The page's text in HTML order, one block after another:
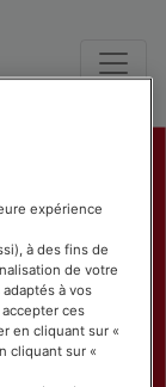
expérience
à des fins de
de votre
à vos
ces
en cliquant sur «
cliquant sur «